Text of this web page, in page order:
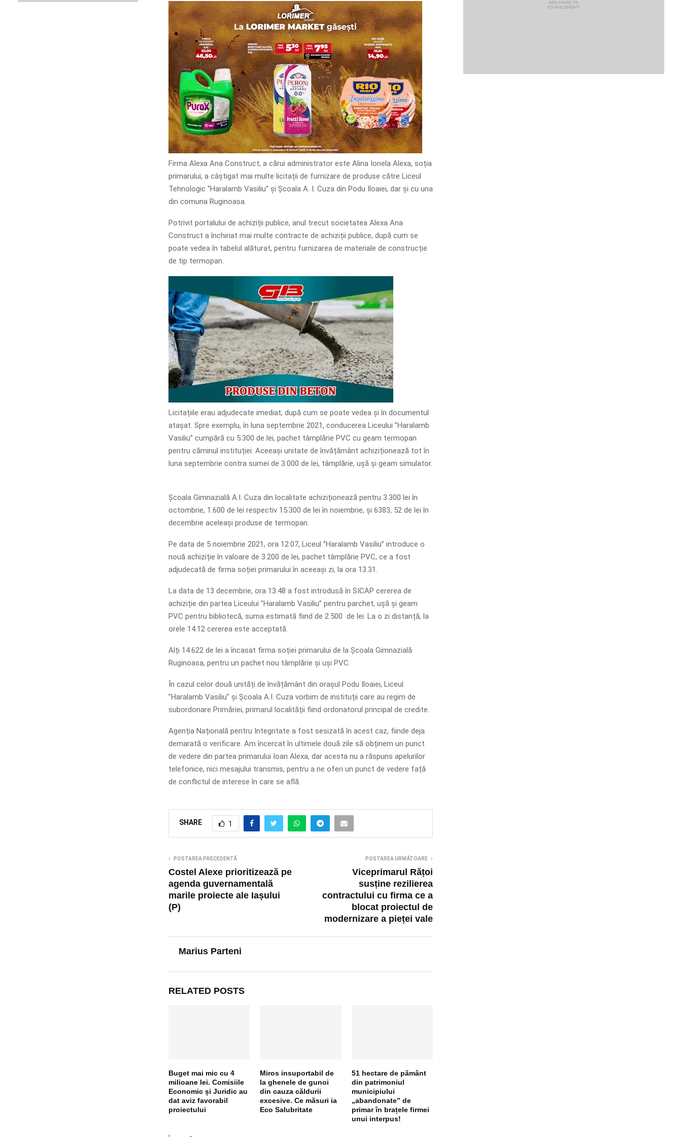
Firma Alexa Ana Construct, a cărui administrator este Alina Ionela Alexa, soția
primarului, a câștigat mai multe licitații de furnizare de produse către Liceul
Tehnologic “Haralamb Vasiliu” și Școala A. I. Cuza din Podu Iloaiei, dar și cu una
din comuna Ruginoasa.
Potrivit portalului de achiziții publice, anul trecut societatea Alexa Ana
Construct a închiriat mai multe contracte de achiziții publice, după cum se
poate vedea în tabelul alăturat, pentru furnizarea de materiale de construcție
de tip termopan.
Licitațiile erau adjudecate imediat, după cum se poate vedea și în documentul
atașat. Spre exemplu, în luna septembrie 2021, conducerea Liceului ”Haralamb
Vasiliu” cumpără cu 5.300 de lei, pachet tâmplărie PVC cu geam termopan
pentru căminul instituției. Aceeași unitate de învățământ achiziționează tot în
luna septembrie contra sumei de 3.000 de lei, tâmplărie, ușă și geam simulator.
Școala Gimnazială A.I. Cuza din localitate achiziționează pentru 3.300 lei în
octombrie, 1.600 de lei respectiv 15.300 de lei în noiembrie, și 6383, 52 de lei în
decembrie aceleași produse de termopan.
Pe data de 5 noiembrie 2021, ora 12.07, Liceul ”Haralamb Vasiliu” introduce o
nouă achiziție în valoare de 3.200 de lei, pachet tâmplărie PVC, ce a fost
adjudecată de firma soției primarului în aceeași zi, la ora 13.31.
La data de 13 decembrie, ora 13.48 a fost introdusă în SICAP cererea de
achiziție din partea Liceului ”Haralamb Vasiliu” pentru parchet, ușă și geam
PVC pentru bibliotecă, suma estimată fiind de 2.500 de lei. La o zi distanță, la
orele 14.12 cererea este acceptată.
Alți 14.622 de lei a încasat firma soției primarului de la Școala Gimnazială
Ruginoasa, pentru un pachet nou tâmplărie și uși PVC.
În cazul celor două unități de învățământ din orașul Podu Iloaiei, Liceul
”Haralamb Vasiliu” și Școala A.I. Cuza vorbim de instituții care au regim de
subordonare Primăriei, primarul localității fiind ordonatorul principal de credite.
Agenția Națională pentru Integritate a fost sesizată în acest caz, fiinde deja
demarată o verificare. Am încercat în ultimele două zile să obținem un punct
de vedere din partea primarului Ioan Alexa, dar acesta nu a răspuns apelurilor
telefonice, nici mesajului transmis, pentru a ne oferi un punct de vedere față
de conflictul de interese în care se află.
SHARE 1
POSTAREA PRECEDENTĂ
Costel Alexe prioritizează pe
agenda guvernamentală
marile proiecte ale Iașului
(P)
POSTAREA URMĂTOARE
Viceprimarul Rățoi
susține rezilierea
contractului cu firma ce a
blocat proiectul de
modernizare a pieței vale
Marius Parteni
RELATED POSTS
Buget mai mic cu 4
milioane lei. Comisiile
Economic și Juridic au
dat aviz favorabil
proiectului
Miros insuportabil de
la ghenele de gunoi
din cauza căldurii
excesive. Ce măsuri ia
Eco Salubritate
51 hectare de pământ
din patrimoniul
municipiului
„abandonate” de
primar în brațele firmei
unui interpus!